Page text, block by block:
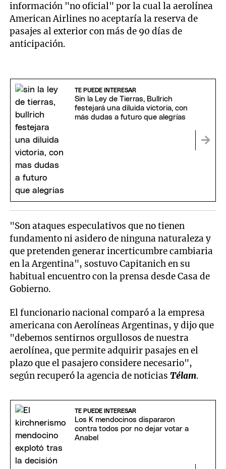
información "no oficial" por la cual la aerolínea
American Airlines no aceptaría la reserva de
pasajes al exterior con más de 90 días de
anticipación.
TE PUEDE INTERESAR
Sin la Ley de Tierras, Bullrich
festejará una diluida victoria, con
más dudas a futuro que alegrías
"Son ataques especulativos que no tienen
fundamento ni asidero de ninguna naturaleza y
que pretenden generar incerticumbre cambiaria
en la Argentina", sostuvo Capitanich en su
habitual encuentro con la prensa desde Casa de
Gobierno.
El funcionario nacional comparó a la empresa
americana con Aerolíneas Argentinas, y dijo que
"debemos sentirnos orgullosos de nuestra
aerolínea, que permite adquirir pasajes en el
plazo que el pasajero considere necesario",
según recuperó la agencia de noticiasTélam.
TE PUEDE INTERESAR
Los K mendocinos dispararon
contra todos por no dejar votar a
Anabel